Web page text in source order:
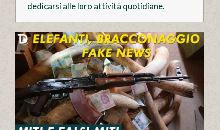
dedicarsi alle loro attività quotidiane.